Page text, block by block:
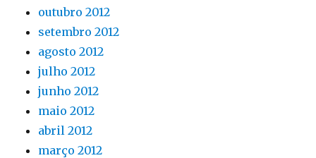
outubro 2012
setembro 2012
agosto 2012
julho 2012
junho 2012
maio 2012
abril 2012
março 2012